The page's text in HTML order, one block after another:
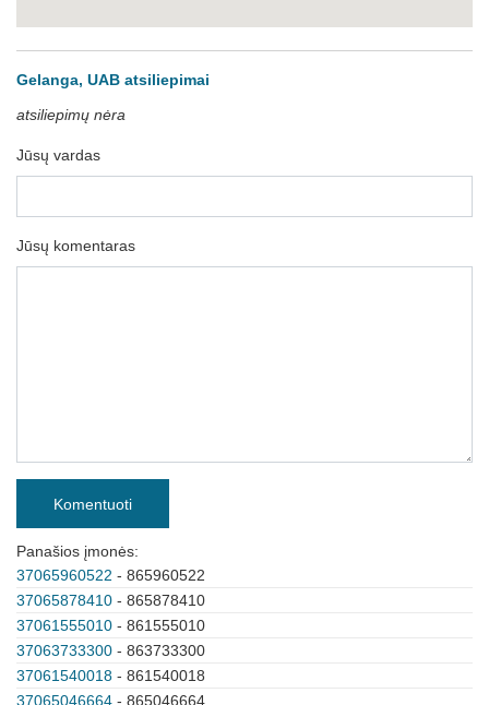
Gelanga, UAB atsiliepimai
atsiliepimų nėra
Jūsų vardas
Jūsų komentaras
Komentuoti
Panašios įmonės:
37065960522 - 865960522
37065878410 - 865878410
37061555010 - 861555010
37063733300 - 863733300
37061540018 - 861540018
37065046664 - 865046664